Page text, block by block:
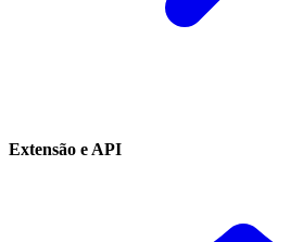
Extensão e API